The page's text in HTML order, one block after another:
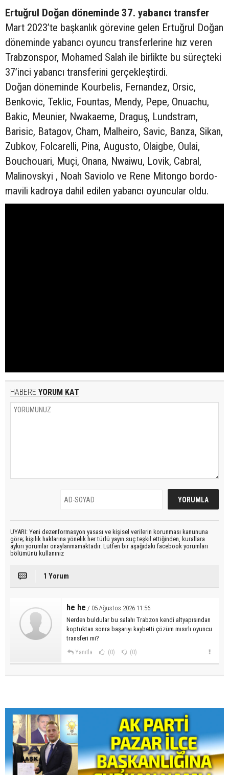
Ertuğrul Doğan döneminde 37. yabancı transfer
Mart 2023’te başkanlık görevine gelen Ertuğrul Doğan
döneminde yabancı oyuncu transferlerine hız veren
Trabzonspor, Mohamed Salah ile birlikte bu süreçteki
37’inci yabancı transferini gerçekleştirdi.
Doğan döneminde Kourbelis, Fernandez, Orsic,
Benkovic, Teklic, Fountas, Mendy, Pepe, Onuachu,
Bakic, Meunier, Nwakaeme, Draguş, Lundstram,
Barisic, Batagov, Cham, Malheiro, Savic, Banza, Sikan,
Zubkov, Folcarelli, Pina, Augusto, Olaigbe, Oulai,
Bouchouari, Muçi, Onana, Nwaiwu, Lovik, Cabral,
Malinovskyi , Noah Saviolo ve Rene Mitongo bordo-
mavili kadroya dahil edilen yabancı oyuncular oldu.
HABERE YORUM KAT
UYARI: Yeni dezenformasyon yasası ve kişisel verilerin korunması kanununa
göre; kişilik haklarına yönelik her türlü yayın suç teşkil ettiğinden, kurallara
aykırı yorumlar onaylanmamaktadır. Lütfen bir aşağıdaki facebook yorumları
bölümünü kullanınız
1 Yorum
he he / 05 Ağustos 2026 11:56
Nerden buldular bu salahı Trabzon kendi altyapısından
koptuktan sonra başarıyı kaybetti çözüm mısırlı oyuncu
transferi mi?
Yanıtla (0) (0)